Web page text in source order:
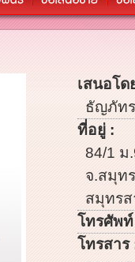
เสนอโด
ธัญภัท
ที่อยู่ :
84/1 ม
จ.สมุท
สมุทรส
โทรศัพ
โทรสาร